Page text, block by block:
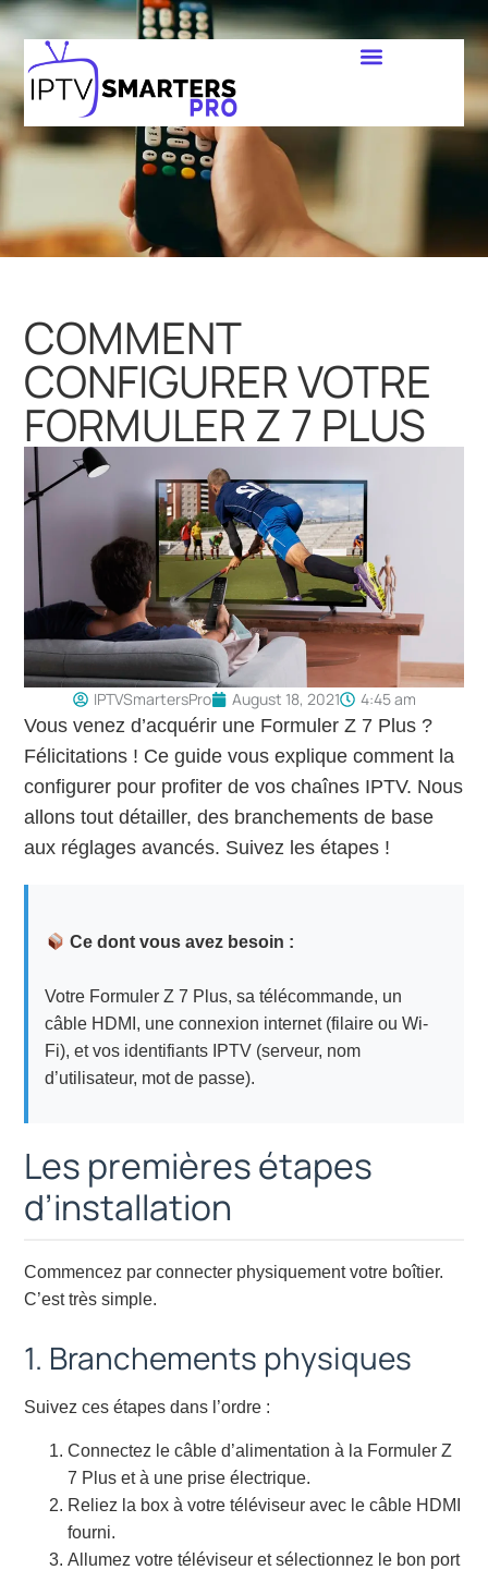
COMMENT
CONFIGURER VOTRE
FORMULER Z 7 PLUS
IPTVSmartersPro August 18, 2021 4:45 am
Vous venez d’acquérir une Formuler Z 7 Plus ?
Félicitations ! Ce guide vous explique comment la
configurer pour profiter de vos chaînes IPTV. Nous
allons tout détailler, des branchements de base
aux réglages avancés. Suivez les étapes !
Ce dont vous avez besoin :
Votre Formuler Z 7 Plus, sa télécommande, un
câble HDMI, une connexion internet (filaire ou Wi-
Fi), et vos identifiants IPTV (serveur, nom
d’utilisateur, mot de passe).
Les premières étapes
d’installation
Commencez par connecter physiquement votre boîtier.
C’est très simple.
1. Branchements physiques
Suivez ces étapes dans l’ordre :
Connectez le câble d’alimentation à la Formuler Z
7 Plus et à une prise électrique.
Reliez la box à votre téléviseur avec le câble HDMI
fourni.
Allumez votre téléviseur et sélectionnez le bon port